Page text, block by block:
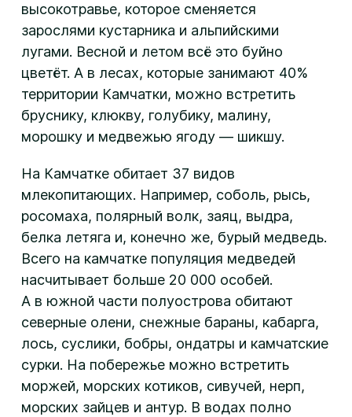
высокотравье, которое сменяется
зарослями кустарника и альпийскими
лугами. Весной и летом всё это буйно
цветёт. А в лесах, которые занимают 40%
территории Камчатки, можно встретить
бруснику, клюкву, голубику, малину,
морошку и медвежью ягоду — шикшу.
На Камчатке обитает 37 видов
млекопитающих. Например, соболь, рысь,
росомаха, полярный волк, заяц, выдра,
белка летяга и, конечно же, бурый медведь.
Всего на камчатке популяция медведей
насчитывает больше 20 000 особей.
А в южной части полуострова обитают
северные олени, снежные бараны, кабарга,
лось, суслики, бобры, ондатры и камчатские
сурки. На побережье можно встретить
моржей, морских котиков, сивучей, нерп,
морских зайцев и антур. В водах полно